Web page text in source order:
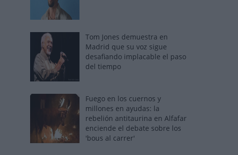
Tom Jones demuestra en
Madrid que su voz sigue
desafiando implacable el paso
del tiempo
Fuego en los cuernos y
millones en ayudas: la
rebelión antitaurina en Alfafar
enciende el debate sobre los
'bous al carrer'